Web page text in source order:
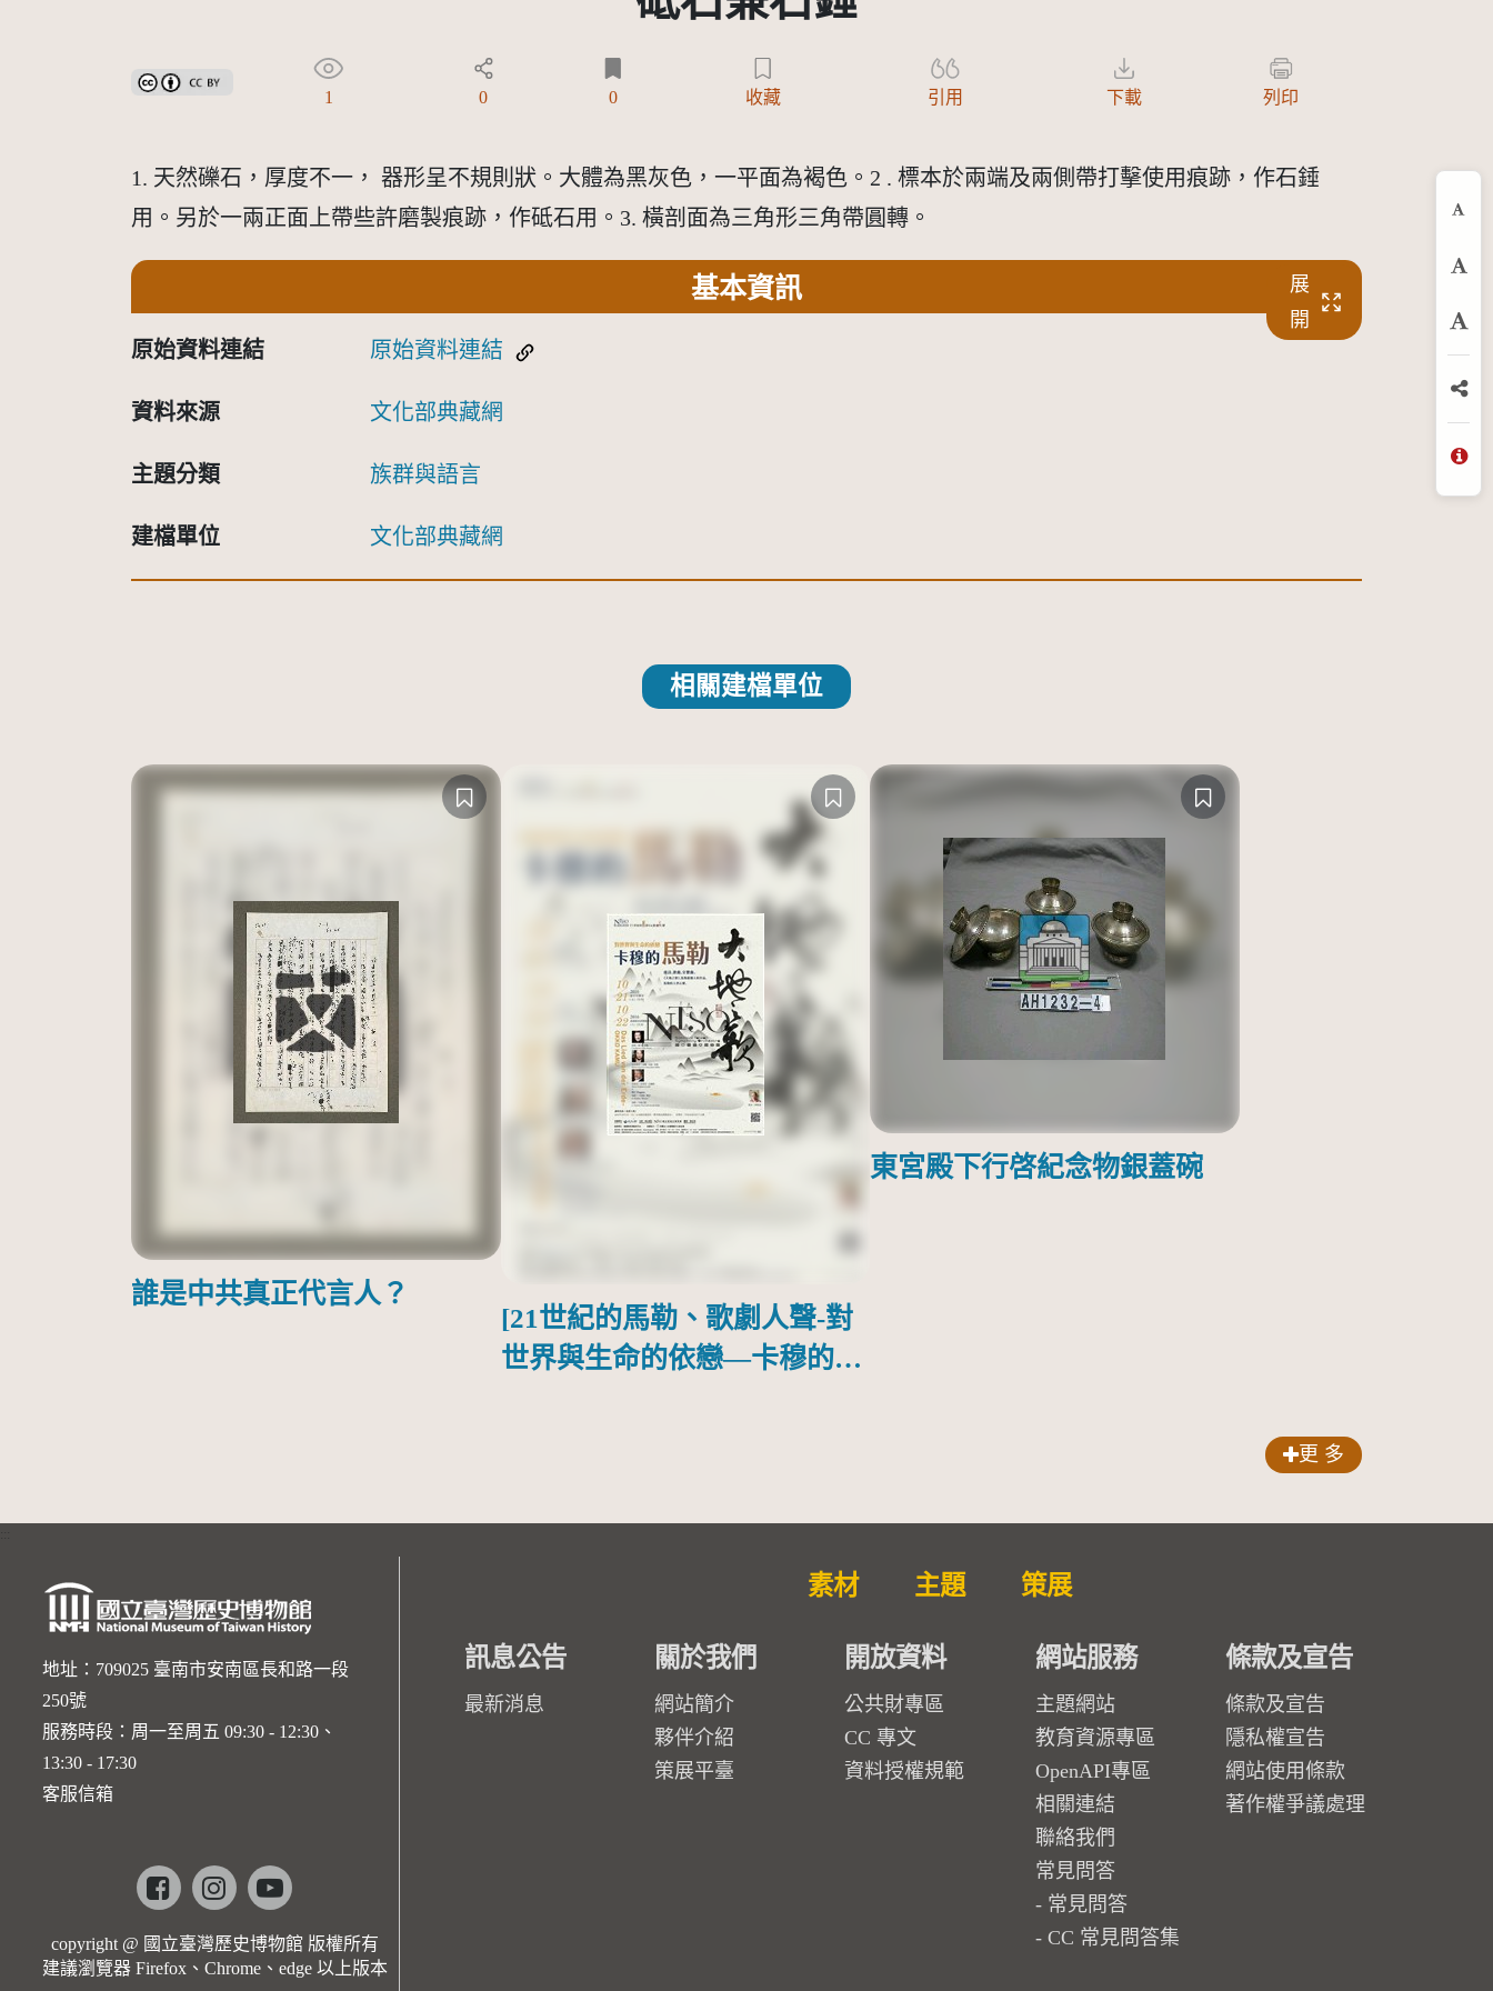
創用CC姓名標示 3.0 台灣及其後版本(CC BY 3.0 TW +)
1 0 0 收藏 引用 下載 列印
1. 天然礫石，厚度不一， 器形呈不規則狀。大體為黑灰色，一平面為褐色。2 . 標本於兩端及兩側帶打擊使用痕跡，作石錘
用。另於一兩正面上帶些許磨製痕跡，作砥石用。3. 橫剖面為三角形三角帶圓轉。
基本資訊
展
開
原始資料連結 原始資料連結
資料來源 文化部典藏網
主題分類 族群與語言
建檔單位 文化部典藏網
相關建檔單位
誰是中共真正代言人？
[21世紀的馬勒、歌劇人聲-對
世界與生命的依戀—卡穆的馬
東宮殿下行啓紀念物銀蓋碗
更 多
放
分
地址：709025 臺南市安南區長和路一段
250號
服務時段：周一至周五 09:30 - 12:30、
13:30 - 17:30
客服信箱
Facebookinstagramyoutube
copyright @ 國立臺灣歷史博物館 版權所有
建議瀏覽器 Firefox、Chrome、edge 以上版本
素材 主題 策展
訊息公告
最新消息
關於我們
網站簡介
夥伴介紹
策展平臺
開放資料
公共財專區
CC 專文
資料授權規範
網站服務
主題網站
教育資源專區
OpenAPI專區
相關連結
聯絡我們
常見問答
常見問答
CC 常見問答集
條款及宣告
條款及宣告
隱私權宣告
網站使用條款
著作權爭議處理